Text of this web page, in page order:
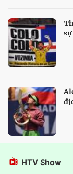
HTV Show